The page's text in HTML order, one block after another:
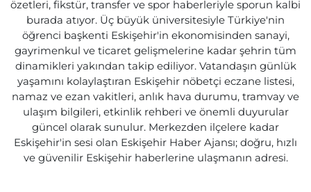
özetleri, fikstür, transfer ve spor haberleriyle sporun kalbi
burada atıyor. Üç büyük üniversitesiyle Türkiye'nin
öğrenci başkenti Eskişehir'in ekonomisinden sanayi,
gayrimenkul ve ticaret gelişmelerine kadar şehrin tüm
dinamikleri yakından takip ediliyor. Vatandaşın günlük
yaşamını kolaylaştıran Eskişehir nöbetçi eczane listesi,
namaz ve ezan vakitleri, anlık hava durumu, tramvay ve
ulaşım bilgileri, etkinlik rehberi ve önemli duyurular
güncel olarak sunulur. Merkezden ilçelere kadar
Eskişehir'in sesi olan Eskişehir Haber Ajansı; doğru, hızlı
ve güvenilir Eskişehir haberlerine ulaşmanın adresi.